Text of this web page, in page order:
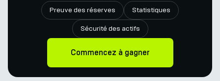
Preuve des réserves Statistiques
Sécurité des actifs
Commencez à gagner